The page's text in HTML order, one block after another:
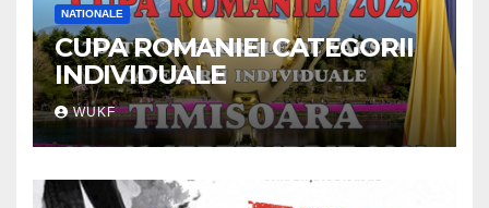
NATIONALE
CUPA ROMANIEI CATEGORII
INDIVIDUALE
WUKF